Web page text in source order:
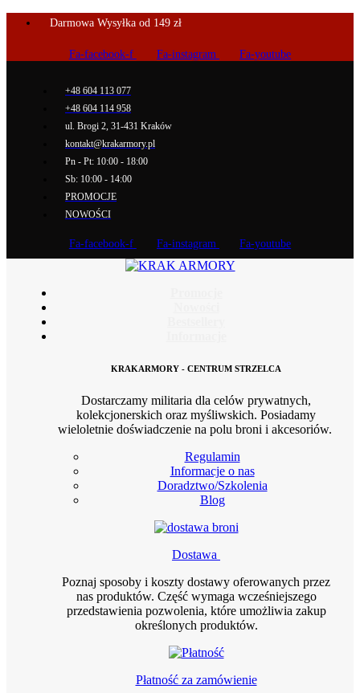
Darmowa Wysyłka od 149 zł
Fa-facebook-f Fa-instagram Fa-youtube
+48 604 113 077
+48 604 114 958
ul. Brogi 2, 31-431 Kraków
kontakt@krakarmory.pl
Pn - Pt: 10:00 - 18:00
Sb: 10:00 - 14:00
PROMOCJE
NOWOŚCI
Fa-facebook-f Fa-instagram Fa-youtube
KRAKARMORY - CENTRUM STRZELCA
Dostarczamy militaria dla celów prywatnych,
kolekcjonerskich oraz myśliwskich. Posiadamy
wieloletnie doświadczenie na polu broni i akcesoriów.
Regulamin
Informacje o nas
Doradztwo/Szkolenia
Blog
Dostawa
Poznaj sposoby i koszty dostawy oferowanych przez
nas produktów. Część wymaga wcześniejszego
przedstawienia pozwolenia, które umożliwia zakup
określonych produktów.
Płatność za zamówienie